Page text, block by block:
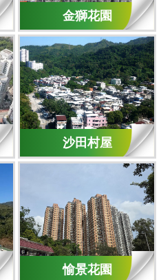
金獅花園
沙田村屋
愉景花園